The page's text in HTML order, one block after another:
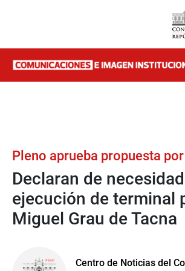
Pleno aprueba propuesta
Declaran de
ejecución de terminal
Miguel Grau de Tacna
Centro de Noticias del